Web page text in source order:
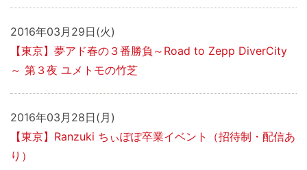
2016年03月29日(火)
【東京】夢アド春の３番勝負～Road to Zepp DiverCity
～ 第３夜 ユメトモの竹芝
2016年03月28日(月)
【東京】Ranzuki ちぃぽぽ卒業イベント（招待制・配信あ
り）